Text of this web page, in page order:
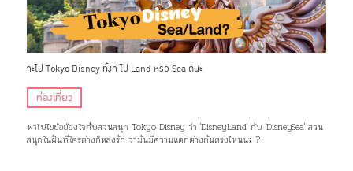
จะไป Tokyo Disney ทั้งที ไป Land หรือ Sea ดีนะ
ท่องเที่ยว
พาไปไขข้อข้องใจกับสวนสนุก Tokyo Disney ว่า 'DisneyLand' กับ 'DisneySea' สวน
สนุกในฝันที่ใครต่างก็หลงรัก ว่ามันมีความแตกต่างกันตรงไหนนะ ?